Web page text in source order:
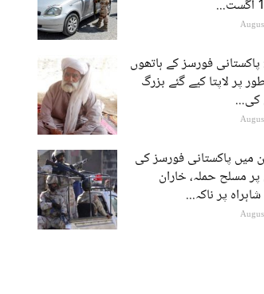
پاکستانی فورسز کے ہاتھوں
پر لاپتا کیے گئے بزرگ
میں پاکستانی فورسز کی
پر مسلح حملہ، خاران
پر ناکہ...